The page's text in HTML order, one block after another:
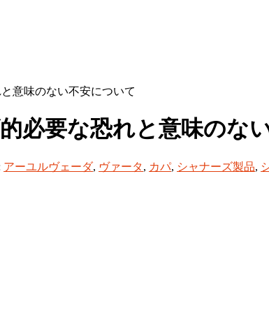
意味のない不安について
必要な恐れと意味のな
アーユルヴェーダ, ヴァータ, カパ, シャナーズ製品,